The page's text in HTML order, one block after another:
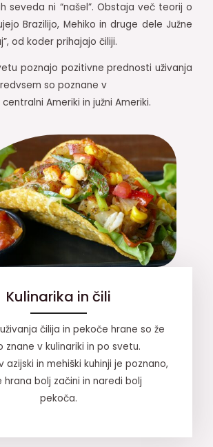
seveda ni “našel”. Obstaja več teorij o
Brazilijo, Mehiko in druge dele Južne
od koder prihajajo čiliji.
poznajo pozitivne prednosti uživanja
so poznane v
Ameriki in južni Ameriki.
Kulinarika in čili
čilija in pekoče hrane so že
znane v kulinariki in po svetu.
azijski in mehiški kuhinji je poznano,
hrana bolj začini in naredi bolj
pekoča.